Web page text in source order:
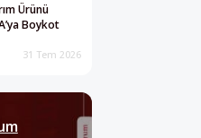
Ürünü
Boykot
31 Tem 2026